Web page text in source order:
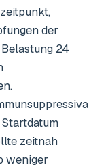
der
24
zeitnah
weniger